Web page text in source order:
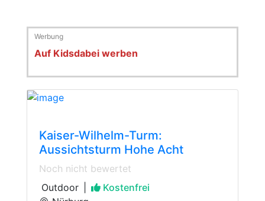
Auf Kidsdabei werben
Kaiser-Wilhelm-Turm:
Aussichtsturm Hohe Acht
Noch nicht bewertet
Outdoor
Kostenfrei